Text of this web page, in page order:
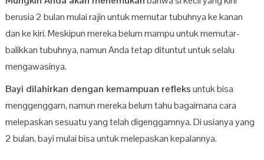
berusia 2 bulan mulai rajin untuk memutar tubuhnya ke kanan
dan ke kiri. Meskipun mereka belum mampu untuk memutar-
balikkan tubuhnya, namun Anda tetap dituntut untuk selalu
mengawasinya.
Bayi dilahirkan dengan kemampuan refleksuntuk bisa
menggenggam, namun mereka belum tahu bagaimana cara
melepaskan sesuatu yang telah digenggamnya. Di usianya yang
2 bulan, bayi mulai bisa untuk melepaskan kepalannya.